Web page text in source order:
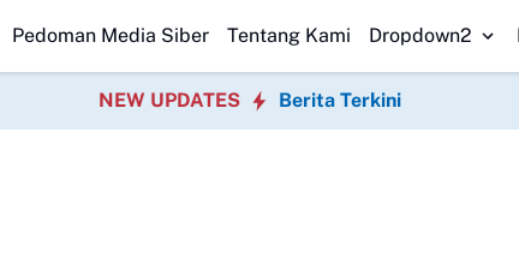
Program P3TGAI 2026 BersamaWarga Sobang Gotong
Pedoman Media Siber Tentang Kami Dropdown2
NEW UPDATES Berita Terkini